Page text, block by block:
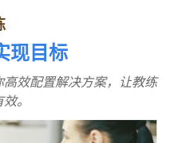
现目标
效配置解决方案，让教练
。